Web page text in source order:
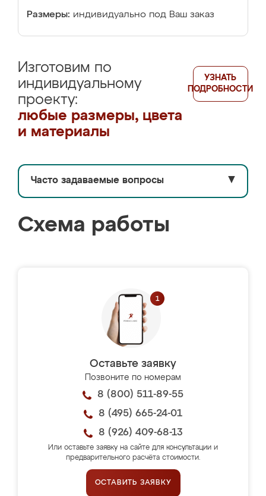
Размеры: индивидуально под Ваш заказ
Изготовим по
индивидуальному
проекту:
любые размеры, цвета
и материалы
УЗНАТЬ
ПОДРОБНОСТИ
Часто задаваемые вопросы ▼
Схема работы
Оставьте заявку
Позвоните по номерам
8 (800) 511-89-55
8 (495) 665-24-01
8 (926) 409-68-13
Или оставьте заявку на сайте для консультации и
предварительного расчёта стоимости.
ОСТАВИТЬ ЗАЯВКУ